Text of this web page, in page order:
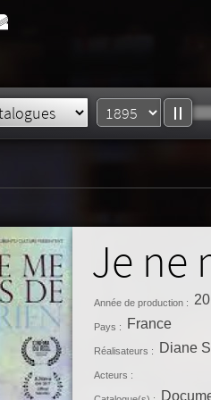
Je ne
Année de production :
Pays : France
Réalisateurs : Diane
Acteurs :